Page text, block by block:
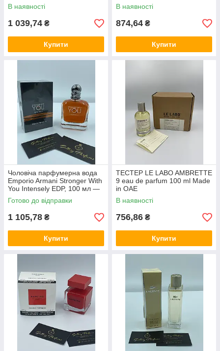
В наявності
1 039,74 ₴
Купити
В наявності
874,64 ₴
Купити
Чоловіча парфумерна вода
Emporio Armani Stronger With
You Intensely EDP, 100 мл —
східно-фужерний аромат,
ноти рожевого перцю, ялі
Готово до відправки
1 105,78 ₴
Купити
ТЕСТЕР LE LABO AMBRETTE
9 eau de parfum 100 ml Made
in ОАЕ
В наявності
756,86 ₴
Купити